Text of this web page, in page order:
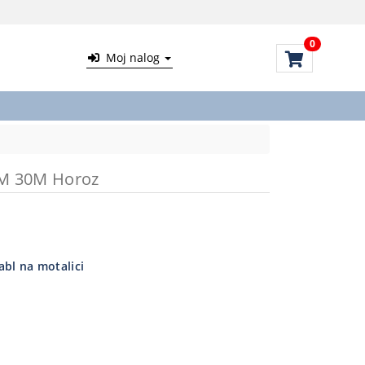
Moj nalog
0
30M Horoz
na motalici